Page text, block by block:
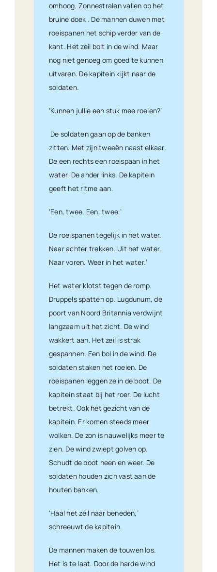
omhoog. Zonnestralen vallen op het
bruine doek . De mannen duwen met
roeispanen het schip verder van de
kant. Het zeil bolt in de wind. Maar
nog niet genoeg om goed te kunnen
uitvaren. De kapitein kijkt naar de
soldaten.
‘Kunnen jullie een stuk mee roeien?’
De soldaten gaan op de banken
zitten. Met zijn tweeën naast elkaar.
De een rechts een roeispaan in het
water. De ander links. De kapitein
geeft het ritme aan.
‘Een, twee. Een, twee.’
De roeispanen tegelijk in het water.
Naar achter trekken. Uit het water.
Naar voren. Weer in het water.’
Het water klotst tegen de romp.
Druppels spatten op. Lugdunum, de
poort van Noord Britannia verdwijnt
langzaam uit het zicht. De wind
wakkert aan. Het zeil is strak
gespannen. Een bol in de wind. De
soldaten staken het roeien. De
roeispanen leggen ze in de boot. De
kapitein staat bij het roer. De lucht
betrekt. Ook het gezicht van de
kapitein. Er komen steeds meer
wolken. De zon is nauwelijks meer te
zien. De wind zwiept golven op.
Schudt de boot heen en weer. De
soldaten houden zich vast aan de
houten banken.
‘Haal het zeil naar beneden,’
schreeuwt de kapitein.
De mannen maken de touwen los.
Het is te laat. Door de harde wind